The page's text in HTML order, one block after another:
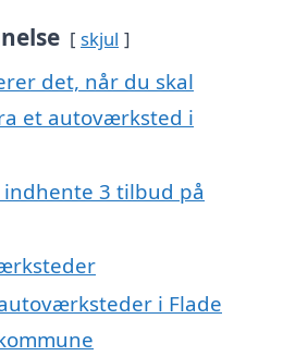
skjul
det, når du skal
et autoværksted i
indhente 3 tilbud på
i Flade